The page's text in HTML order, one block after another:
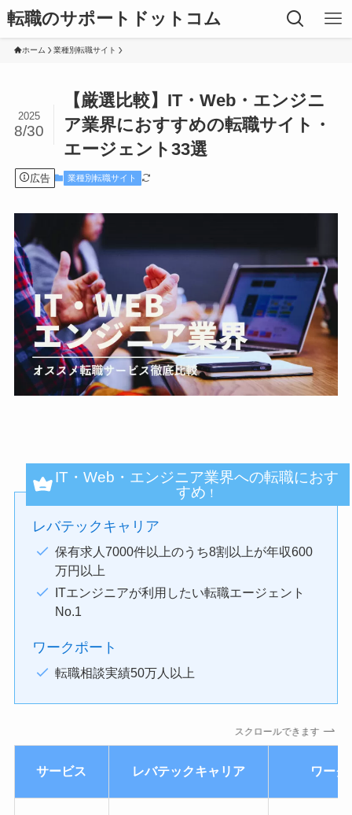
転職のサポートドットコム
ホーム 業種別転職サイト
【厳選比較】IT・Web・エンジニ
ア業界におすすめの転職サイト・
エージェント33選
2025
8/30
広告 業種別転職サイト
IT・Web・エンジニア業界への転職におす
すめ ！
レバテックキャリア
保有求人7000件以上のうち8割以上が年収600
万円以上
ITエンジニアが利用したい転職エージェント
No.1
ワークポート
転職相談実績50万人以上
スクロールできます
サービス レバテックキャリア ワーク